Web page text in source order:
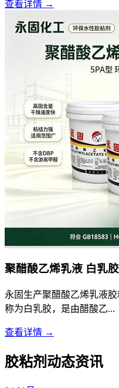
查看详情 →
聚醋酸乙烯乳液 白乳
永固生产聚醋酸乙烯乳液
称为白乳胶，是由醋酸乙...
查看详情 →
胶粘剂动态资讯